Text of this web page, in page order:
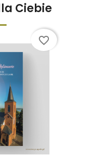
Ciebie
favorite_border